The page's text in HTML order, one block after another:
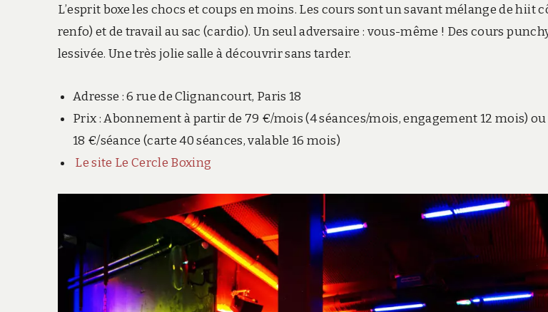
L’esprit boxe les chocs et coups en moins. Les cours sont un savant mélange de hiit
renfo) et de travail au sac (cardio). Un seul adversaire : vous-même ! Des cours
lessivée. Une très jolie salle à découvrir sans tarder.
Adresse : 6 rue de Clignancourt, Paris 18
Prix : Abonnement à partir de 79 €/mois (4 séances/mois, engagement 12 mois)
18 €/séance (carte 40 séances, valable 16 mois)
Le site Le Cercle Boxing